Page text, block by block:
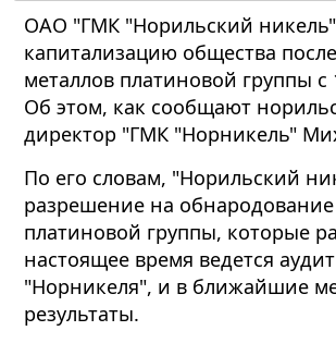
ОАО "ГМК "Норильский никель"
капитализацию общества
металлов платиновой группы
Об этом, как сообщают
директор "ГМК "Норникель"
По его словам, "Норильский
разрешение на
платиновой группы, которые
настоящее время ведется
"Норникеля", и в ближайшие
результаты.